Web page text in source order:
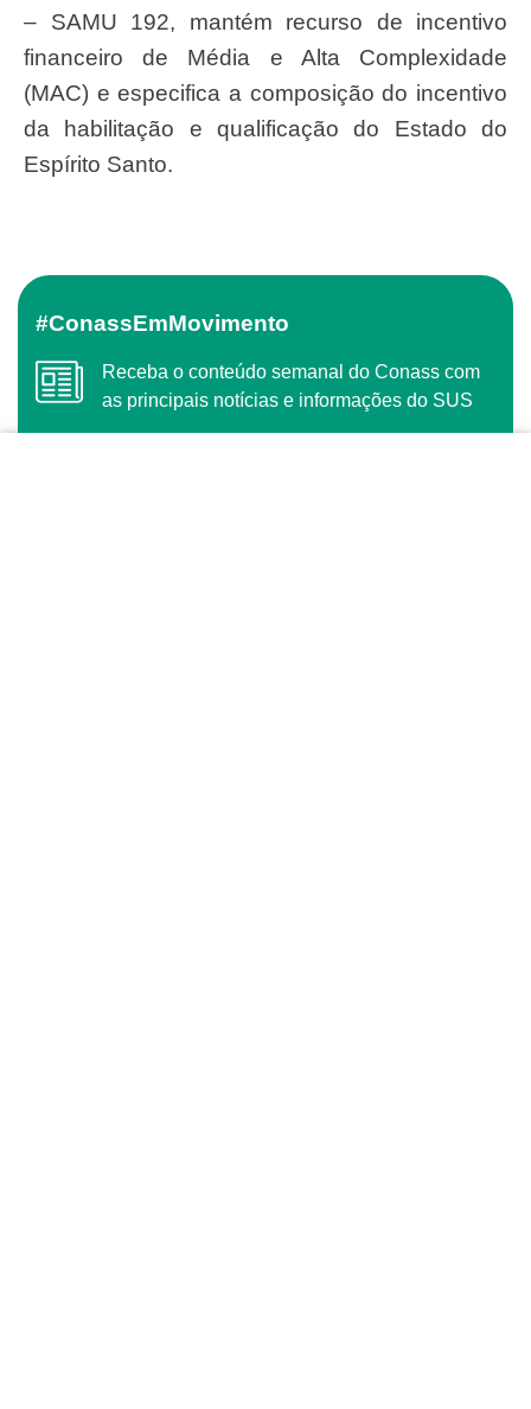
– SAMU 192, mantém recurso de incentivo
financeiro de Média e Alta Complexidade
(MAC) e especifica a composição do incentivo
da habilitação e qualificação do Estado do
Espírito Santo.
#ConassEmMovimento
Receba o conteúdo semanal do Conass com
as principais notícias e informações do SUS